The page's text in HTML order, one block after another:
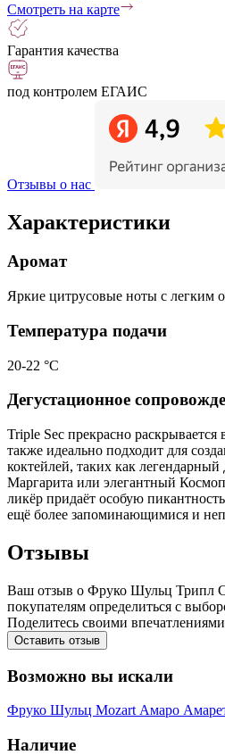
Смотреть на карте
Гарантия качества
под контролем ЕГАИС
Отзывы о нас
Характеристики
Аромат
Яркие цитрусовые ноты с легким
Температура подачи
20-22 °С
Дегустационное
Triple Sec прекрасно раскрывается
также идеально подходит для
коктейлей, таких как
Маргарита или элегантный
ликёр придаёт особую
ещё более запоминающимися и
Отзывы
Ваш отзыв о Фруко Шульц Трипл
покупателям определиться с
Поделитесь своими
Оставить отзыв
Возможно вы искали
Фруко Шульц Mozart Амаро
Наличие